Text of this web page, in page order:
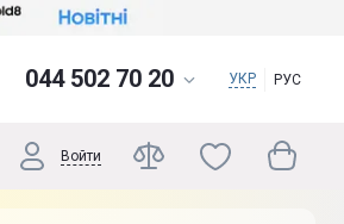
044 502 70 20 УКР РУС
Войти